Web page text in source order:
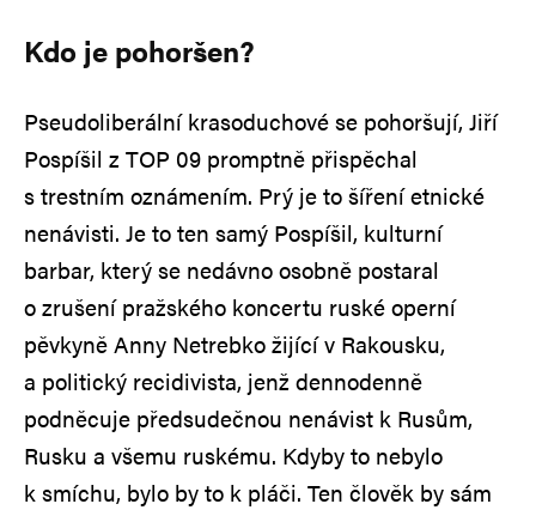
Kdo je pohoršen?
Pseudoliberální krasoduchové se pohoršují, Jiří
Pospíšil z TOP 09 promptně přispěchal
s trestním oznámením. Prý je to šíření etnické
nenávisti. Je to ten samý Pospíšil, kulturní
barbar, který se nedávno osobně postaral
o zrušení pražského koncertu ruské operní
pěvkyně Anny Netrebko žijící v Rakousku,
a politický recidivista, jenž dennodenně
podněcuje předsudečnou nenávist k Rusům,
Rusku a všemu ruskému. Kdyby to nebylo
k smíchu, bylo by to k pláči. Ten člověk by sám